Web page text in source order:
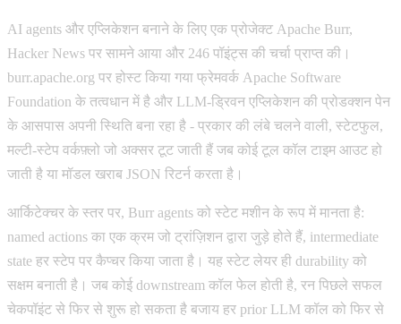
AI agents और एप्लिकेशन बनाने के लिए एक प्रोजेक्ट Apache Burr,
Hacker News पर सामने आया और 246 पॉइंट्स की चर्चा प्राप्त की।
burr.apache.org पर होस्ट किया गया फ्रेमवर्क Apache Software
Foundation के तत्वधान में है और LLM-ड्रिवन एप्लिकेशन की प्रोडक्शन पेन
के आसपास अपनी स्थिति बना रहा है - प्रकार की लंबे चलने वाली, स्टेटफुल,
मल्टी-स्टेप वर्कफ़्लो जो अक्सर टूट जाती हैं जब कोई टूल कॉल टाइम आउट हो
जाती है या मॉडल खराब JSON रिटर्न करता है।
आर्किटेक्चर के स्तर पर, Burr agents को स्टेट मशीन के रूप में मानता है:
named actions का एक क्रम जो ट्रांज़िशन द्वारा जुड़े होते हैं, intermediate
state हर स्टेप पर कैप्चर किया जाता है। यह स्टेट लेयर ही durability को
सक्षम बनाती है। जब कोई downstream कॉल फेल होती है, रन पिछले सफल
चेकपॉइंट से फिर से शुरू हो सकता है बजाय हर prior LLM कॉल को फिर से